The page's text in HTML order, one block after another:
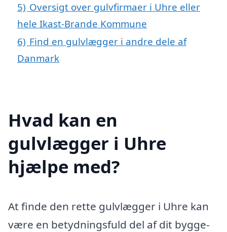
5) Oversigt over gulvfirmaer i Uhre eller
hele Ikast-Brande Kommune
6) Find en gulvlægger i andre dele af
Danmark
Hvad kan en
gulvlægger i Uhre
hjælpe med?
At finde den rette gulvlægger i Uhre kan
være en betydningsfuld del af dit bygge-